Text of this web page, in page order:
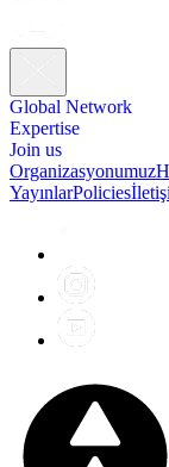
Global Network
Expertise
Join us
Organizasyonumuz
YayınlarPolicies